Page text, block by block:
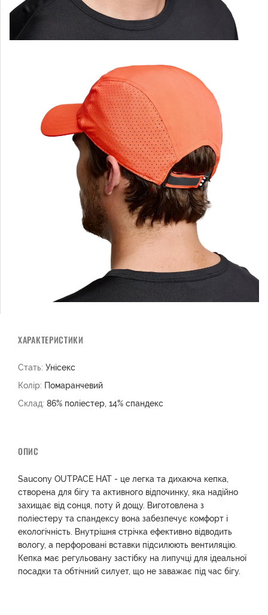
ХАРАКТЕРИСТИКИ
Стать: Унісекс
Колір: Помаранчевий
Склад: 86% поліестер, 14% спандекс
ОПИС
Saucony OUTPACE HAT - це легка та дихаюча кепка,
створена для бігу та активного відпочинку, яка надійно
захищає від сонця, поту й дощу. Виготовлена з
поліестеру та спандексу вона забезпечує комфорт і
екологічність. Внутрішня стрічка ефективно відводить
вологу, а перфоровані вставки підсилюють вентиляцію.
Кепка має регульовану застібку на липучці для ідеальної
посадки та обтічний силует, що не заважає під час бігу.